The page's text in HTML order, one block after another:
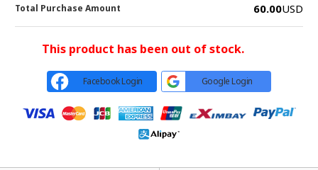
Total Purchase Amount 60.00USD
This product has been out of stock.
Facebook Login Google Login